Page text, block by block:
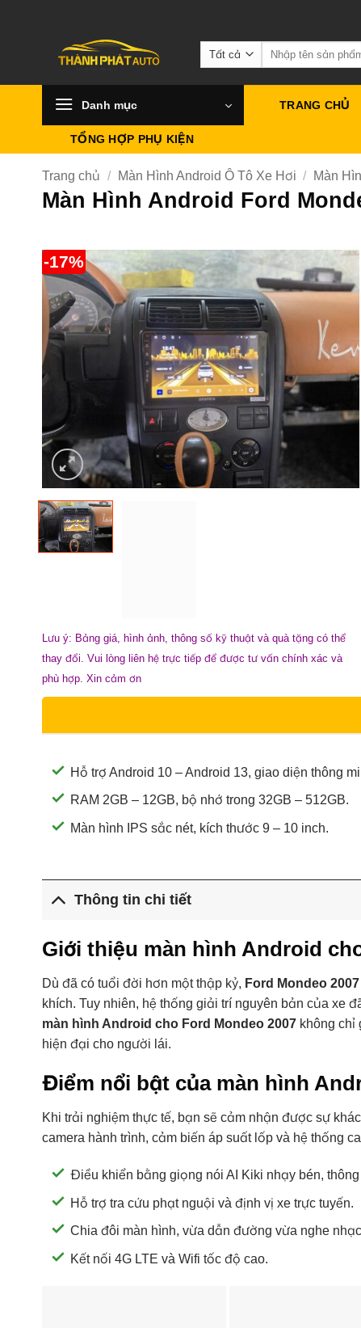
Tìm
kiếm:
Danh mục TRANG CHỦ
TỔNG HỢP PHỤ KIỆN
Trang chủ / Màn Hình Android Ô Tô Xe Hơi / Màn
Màn Hình Android Ford
-17%
Lưu ý: Bảng giá, hình ảnh, thông số kỹ thuật và quà tặng có thể
thay đổi. Vui lòng liên hệ trực tiếp để được tư vấn chính xác và
phù hợp. Xin cảm ơn
Hỗ trợ Android 10 – Android 13, giao diện thông
RAM 2GB – 12GB, bộ nhớ trong 32GB – 512GB.
Màn hình IPS sắc nét, kích thước 9 – 10 inch.
Thông tin chi tiết
Giới thiệu màn hình Android
Dù đã có tuổi đời hơn một thập kỷ, Ford Mondeo 2007
khích. Tuy nhiên, hệ thống giải trí nguyên bản của xe
màn hình Android cho Ford Mondeo 2007 không chỉ
hiện đại cho người lái.
Điểm nổi bật của màn hình
Khi trải nghiệm thực tế, bạn sẽ cảm nhận được sự
camera hành trình, cảm biến áp suất lốp và hệ thống
Điều khiển bằng giọng nói AI Kiki nhạy bén, thông
Hỗ trợ tra cứu phạt nguội và định vị xe trực tuyến.
Chia đôi màn hình, vừa dẫn đường vừa nghe
Kết nối 4G LTE và Wifi tốc độ cao.